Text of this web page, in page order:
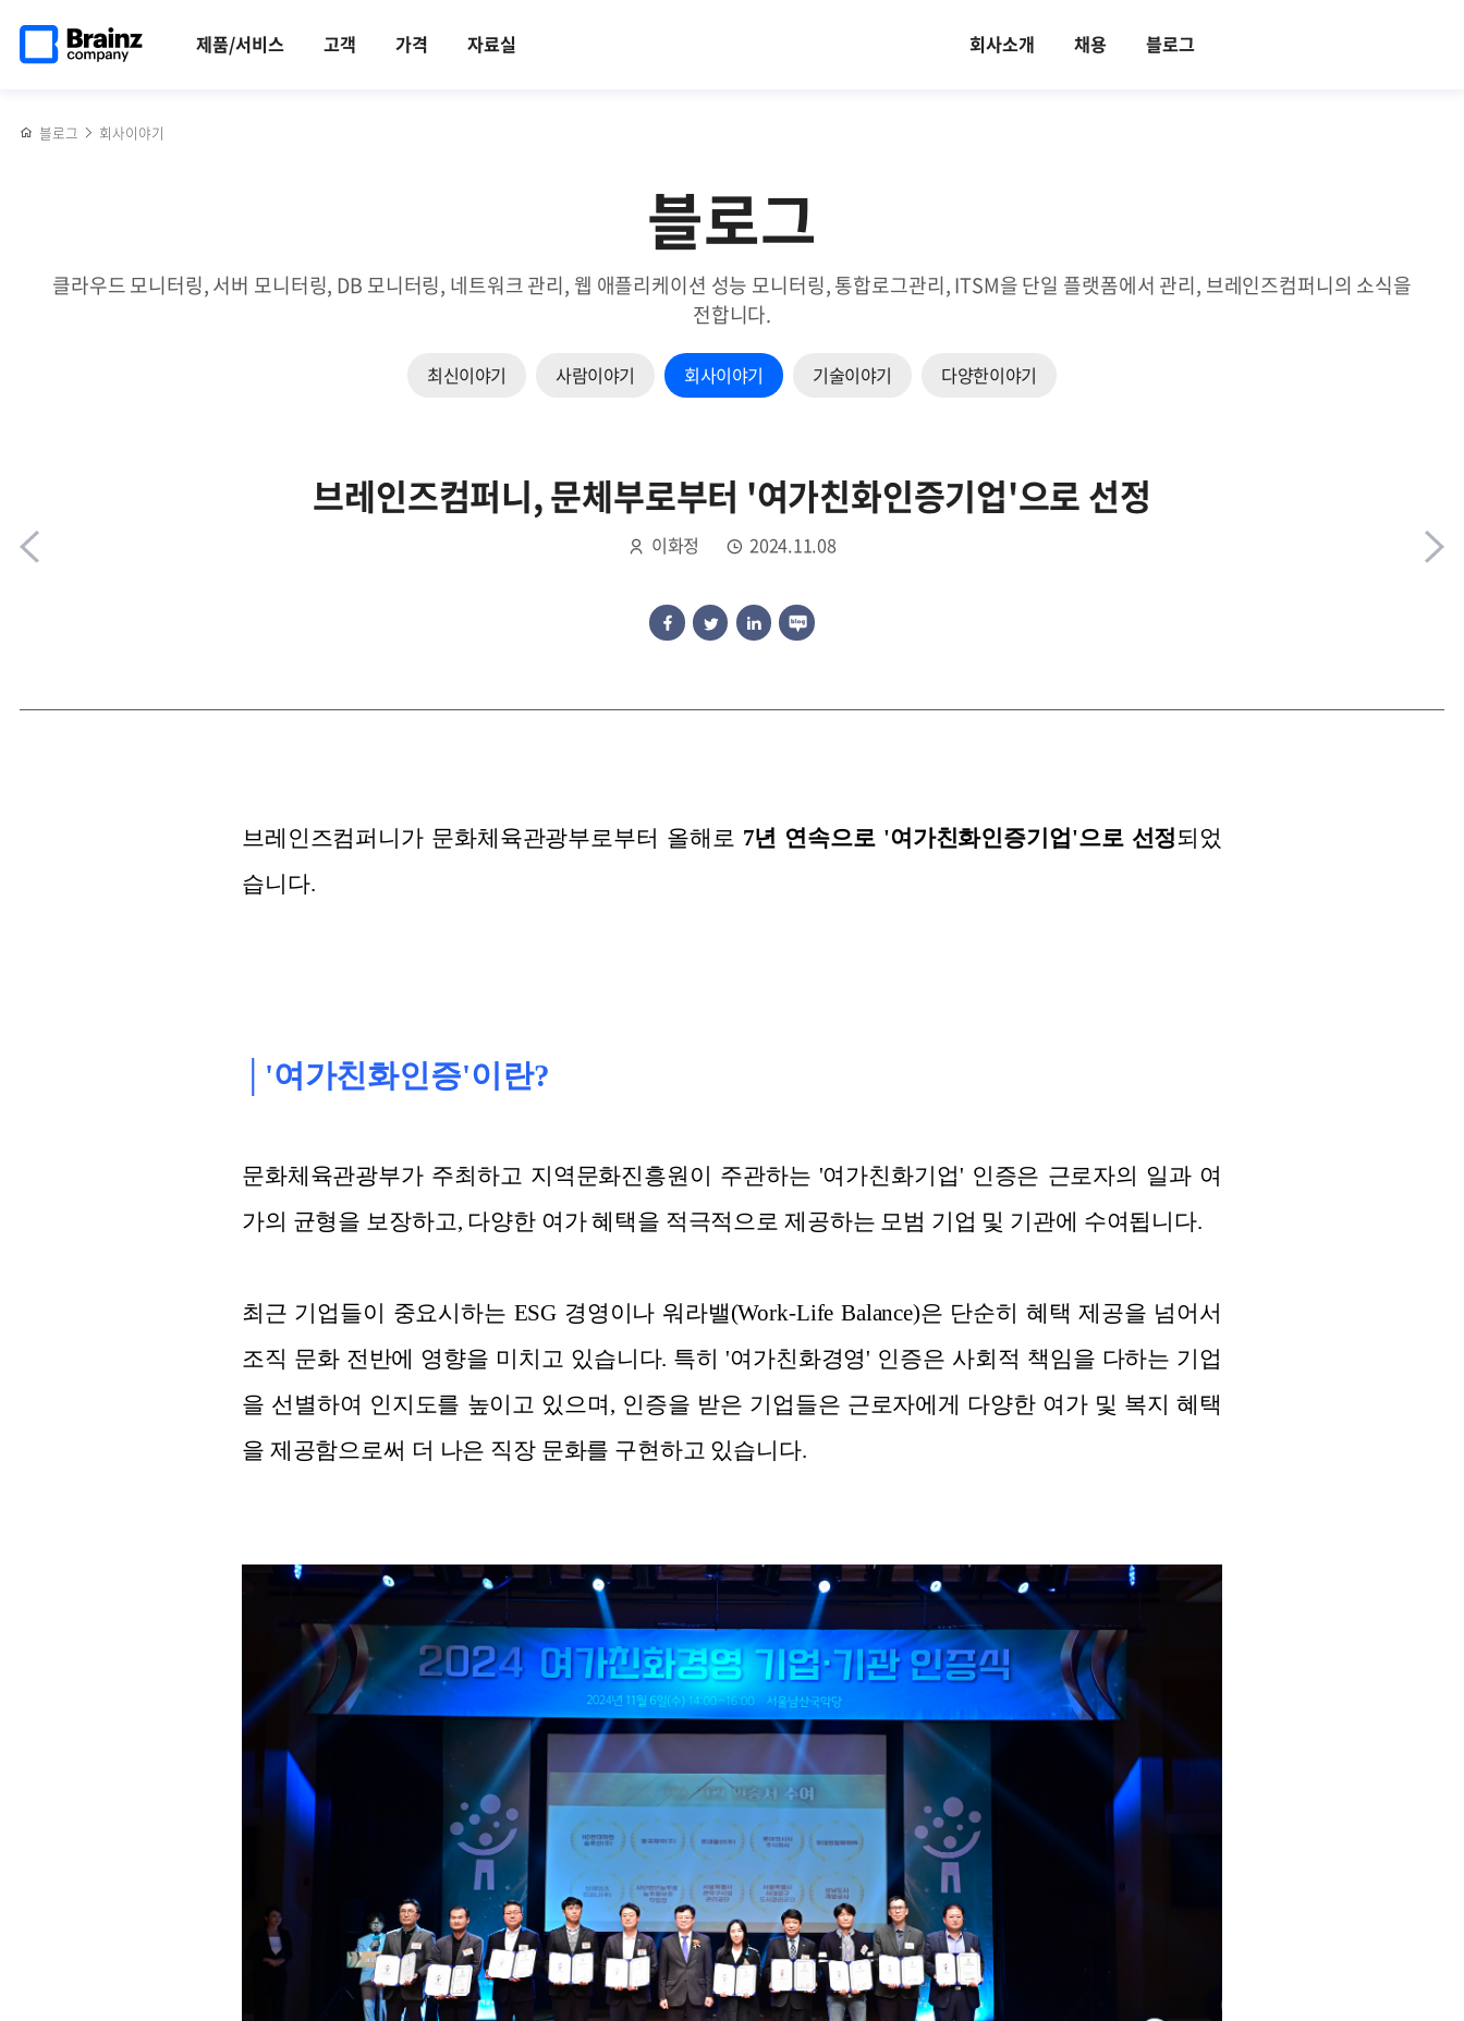
건너뛰기
제품/서비스 고객 가격 자료실 회사소개 채용 블로그
페이지로
블로그 회사이야기
블로그
클라우드 모니터링, 서버 모니터링, DB 모니터링, 네트워크 관리, 웹 애플리케이션 성능 모니터링, 통합로그관리, ITSM을 단일 플랫폼에서 관리, 브레인즈컴퍼니의 소식을
전합니다.
최신이야기 사람이야기 회사이야기 기술이야기 다양한이야기
윈도우의
시스템
효과적으로
모니터링하는
브레인즈컴퍼니, 문체부로부터 '여가친화인증기업'으로 선정
이화정 2024.11.08
공유하기
공유하기
공유하기
공유하기
주목받은,
BIXPO
브레인즈컴퍼니가 문화체육관광부로부터 올해로 7년 연속으로 '여가친화인증기업'으로 선정되었
습니다.
│'여가친화인증'이란?
문화체육관광부가 주최하고 지역문화진흥원이 주관하는 '여가친화기업' 인증은 근로자의 일과 여
가의 균형을 보장하고, 다양한 여가 혜택을 적극적으로 제공하는 모범 기업 및 기관에 수여됩니다.
최근 기업들이 중요시하는 ESG 경영이나 워라밸(Work-Life Balance)은 단순히 혜택 제공을 넘어서
조직 문화 전반에 영향을 미치고 있습니다. 특히 '여가친화경영' 인증은 사회적 책임을 다하는 기업
을 선별하여 인지도를 높이고 있으며, 인증을 받은 기업들은 근로자에게 다양한 여가 및 복지 혜택
을 제공함으로써 더 나은 직장 문화를 구현하고 있습니다.